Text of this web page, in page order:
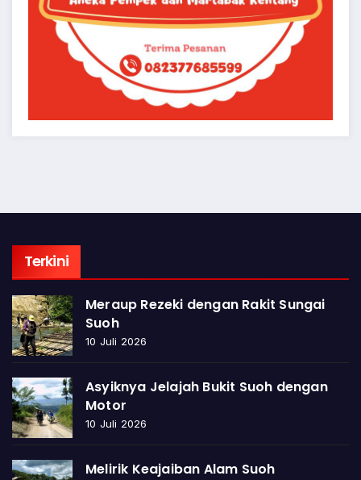
Terkini
Meraup Rezeki dengan Rakit Sungai
Suoh
10 Juli 2026
Asyiknya Jelajah Bukit Suoh dengan
Motor
10 Juli 2026
Melirik Keajaiban Alam Suoh